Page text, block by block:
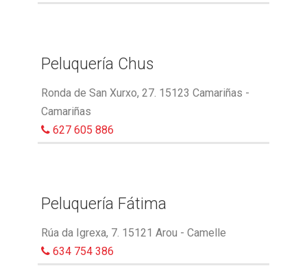
Peluquería Chus
Ronda de San Xurxo, 27. 15123 Camariñas -
Camariñas
627 605 886
Peluquería Fátima
Rúa da Igrexa, 7. 15121 Arou - Camelle
634 754 386